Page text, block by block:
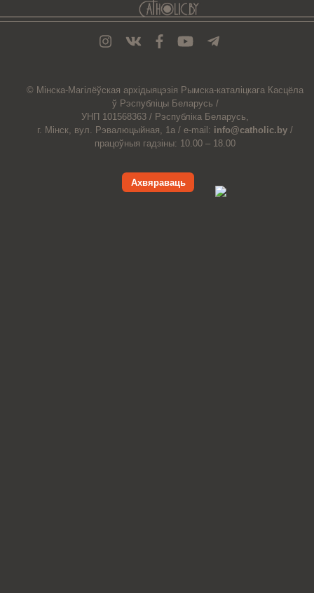
© Мiнска-Магiлёўская архiдыяцэзiя Рымска-каталіцкага Касцёла
ў Рэспубліцы Беларусь /
УНП 101568363 / Рэспубліка Беларусь,
г. Мінск, вул. Рэвалюцыйная, 1а / e-mail: info@catholic.by /
працоўныя гадзіны: 10.00 – 18.00
Ахвяраваць